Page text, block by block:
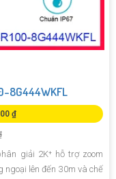
8G444WKFL
₫
giải 2K⁺ hỗ trợ zoom
ngoại lên đến 30m và chế